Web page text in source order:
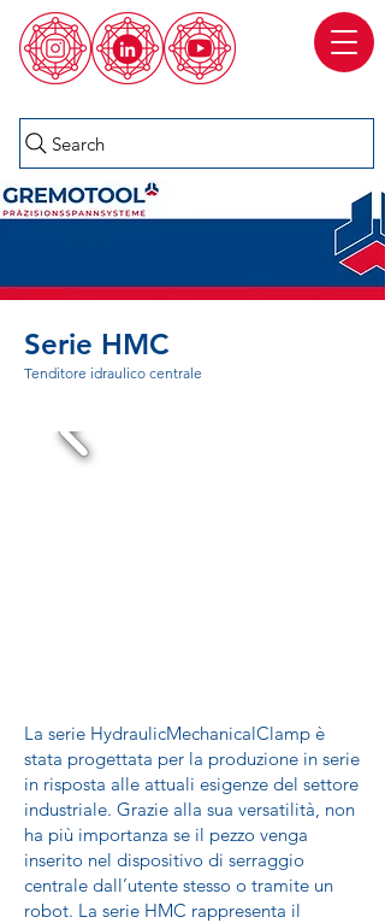
Search
Serie HMC
Tenditore idraulico centrale
La serie HydraulicMechanicalClamp è
stata progettata per la produzione in serie
in risposta alle attuali esigenze del settore
industriale. Grazie alla sua versatilità, non
ha più importanza se il pezzo venga
inserito nel dispositivo di serraggio
centrale dall’utente stesso o tramite un
robot. La serie HMC rappresenta il